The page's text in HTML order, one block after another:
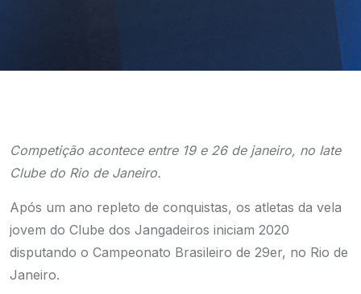
Competição acontece entre 19 e 26 de janeiro, no Iate
Clube do Rio de Janeiro.
Após um ano repleto de conquistas, os atletas da vela
jovem do Clube dos Jangadeiros iniciam 2020
disputando o Campeonato Brasileiro de 29er, no Rio de
Janeiro.